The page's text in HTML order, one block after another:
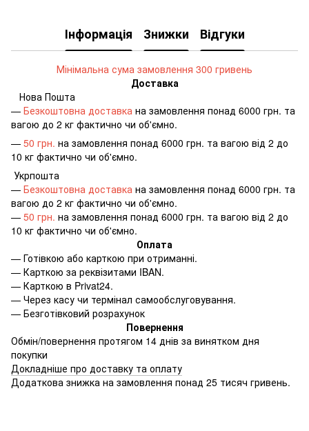
Інформація Знижки Відгуки
Мінімальна сума замовлення 300 гривень
Доставка
Нова Пошта
— Безкоштовна доставка на замовлення понад 6000 грн. та
вагою до 2 кг фактично чи об'ємно.
— 50 грн. на замовлення понад 6000 грн. та вагою від 2 до
10 кг фактично чи об'ємно.
Укрпошта
— Безкоштовна доставка на замовлення понад 6000 грн. та
вагою до 2 кг фактично чи об'ємно.
— 50 грн. на замовлення понад 6000 грн. та вагою від 2 до
10 кг фактично чи об'ємно.
Оплата
— Готівкою або карткою при отриманні.
— Карткою за реквізитами IBAN.
— Карткою в Privat24.
— Через касу чи термінал самообслуговування.
— Безготівковий розрахунок
Повернення
Обмін/повернення протягом 14 днів за винятком дня
покупки
Докладніше про доставку та оплату
Додаткова знижка на замовлення понад 25 тисяч гривень.